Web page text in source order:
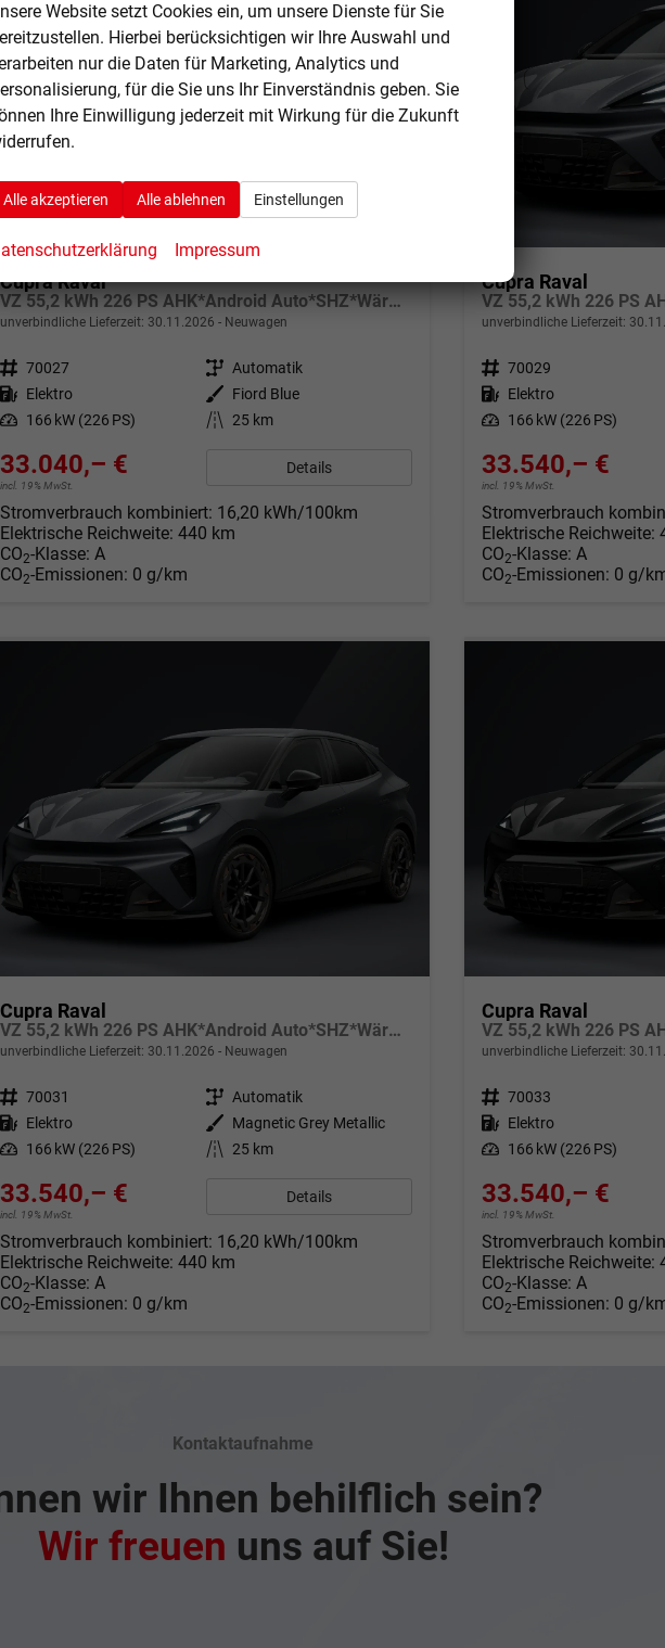
Cupra Raval
VZ 55,2 kWh 226 PS AHK*Android Auto*SHZ*WärmePumpe*ACC*Kamera*Keyless*2Z Klimaauto*
unverbindliche Lieferzeit: 30.11.2026 Neuwagen
Fahrzeugnr. 70027 Getriebe Automatik
Kraftstoff Elektro Außenfarbe
Fiord Blue
Leistung 166 kW (226 PS) Kilometerstand 25 km
33.040,– €
incl. 19% MwSt.
Details
Stromverbrauch kombiniert: 16,20 kWh/100km
Elektrische Reichweite: 440 km
CO2-Klasse: A
CO2-Emissionen: 0 g/km
Cupra Raval
unverbindliche Lieferzeit:
Fahrzeugnr. 70029
Kraftstoff Elektro
Leistung 166 kW (226 PS)
33.540,– €
incl. 19% MwSt.
Stromverbrauch
Elektrische Reichweite:
CO2-Klasse: A
CO2-Emissionen: 0 g/
Cupra Raval
VZ 55,2 kWh 226 PS AHK*Android Auto*SHZ*WärmePumpe*ACC*Kamera*Keyless*2Z Klimaauto*
unverbindliche Lieferzeit: 30.11.2026 Neuwagen
Fahrzeugnr. 70031 Getriebe Automatik
Kraftstoff Elektro Außenfarbe
Magnetic Grey Metallic
Leistung 166 kW (226 PS) Kilometerstand 25 km
33.540,– €
incl. 19% MwSt.
Details
Stromverbrauch kombiniert: 16,20 kWh/100km
Elektrische Reichweite: 440 km
CO2-Klasse: A
CO2-Emissionen: 0 g/km
Cupra Raval
unverbindliche Lieferzeit:
Fahrzeugnr. 70033
Kraftstoff Elektro
Leistung 166 kW (226 PS)
33.540,– €
incl. 19% MwSt.
Stromverbrauch
Elektrische Reichweite:
CO2-Klasse: A
CO2-Emissionen: 0 g/
Kontaktaufnahme
wir Ihnen behilflich sein?
Wir freuen uns auf Sie!
Website setzt Cookies ein, um unsere Dienste für Sie
Hierbei berücksichtigen wir Ihre Auswahl und
nur die Daten für Marketing, Analytics und
für die Sie uns Ihr Einverständnis geben. Sie
Ihre Einwilligung jederzeit mit Wirkung für die Zukunft
Alle akzeptieren Alle ablehnen Einstellungen
Impressum